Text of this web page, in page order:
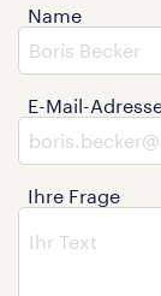
Name
E-Mail-
Ihre Frage